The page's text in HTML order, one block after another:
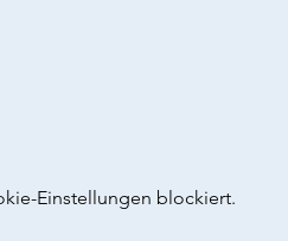
Einstellungen blockiert.